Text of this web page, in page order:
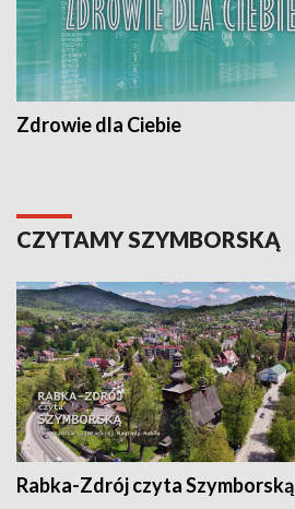
Zdrowie dla Ciebie
CZYTAMY SZYMBORSKĄ
Rabka-Zdrój czyta Szymborską